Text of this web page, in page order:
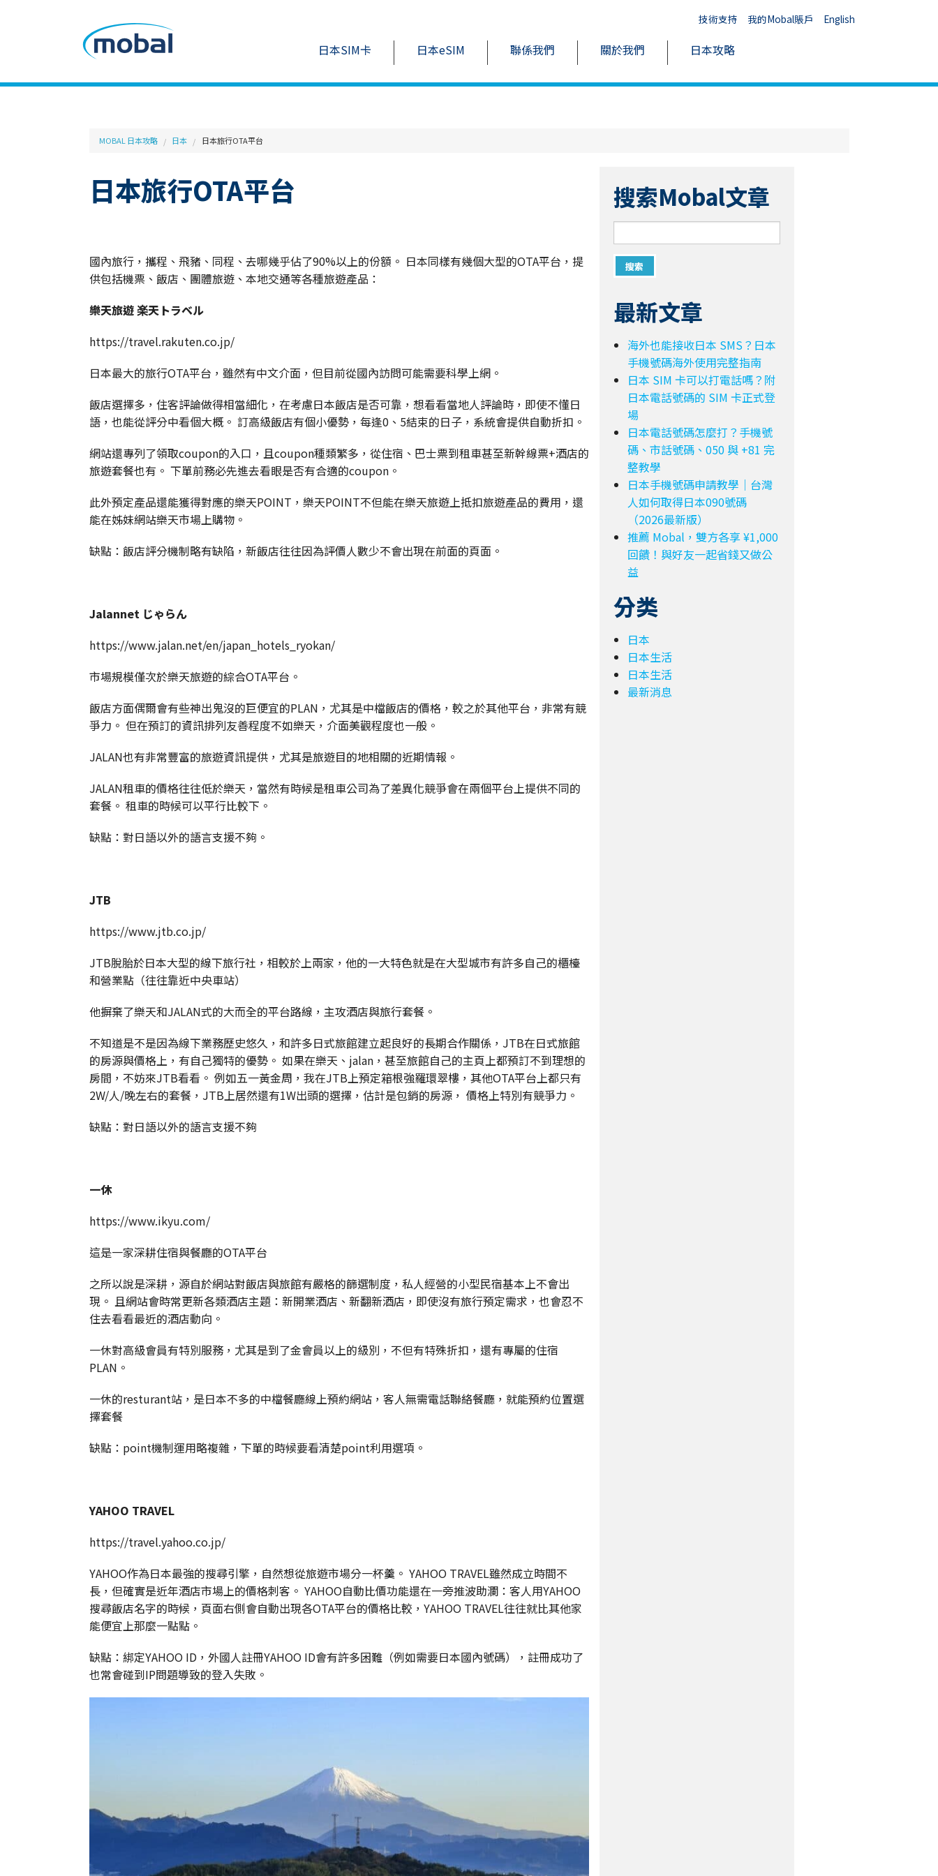
技術支持 我的Mobal賬戶 English
日本SIM卡 日本eSIM 聯係我們 關於我們 日本攻略
MOBAL 日本攻略 日本 日本旅行OTA平台
日本旅行OTA平台
國內旅行，攜程、飛豬、同程、去哪幾乎佔了90%以上的份額。 日本同樣有幾個大型的OTA平台，提
供包括機票、飯店、團體旅遊、本地交通等各種旅遊產品：
樂天旅遊 楽天トラベル
https://travel.rakuten.co.jp/
日本最大的旅行OTA平台，雖然有中文介面，但目前從國內訪問可能需要科學上網。
飯店選擇多，住客評論做得相當細化，在考慮日本飯店是否可靠，想看看當地人評論時，即使不懂日
語，也能從評分中看個大概。 訂高級飯店有個小優勢，每逢0、5結束的日子，系統會提供自動折扣。
網站還專列了領取coupon的入口，且coupon種類繁多，從住宿、巴士票到租車甚至新幹線票+酒店的
旅遊套餐也有。 下單前務必先進去看眼是否有合適的coupon。
此外預定產品還能獲得對應的樂天POINT，樂天POINT不但能在樂天旅遊上抵扣旅遊產品的費用，還
能在姊妹網站樂天市場上購物。
缺點：飯店評分機制略有缺陷，新飯店往往因為評價人數少不會出現在前面的頁面。
Jalannet じゃらん
https://www.jalan.net/en/japan_hotels_ryokan/
市場規模僅次於樂天旅遊的綜合OTA平台。
飯店方面偶爾會有些神出鬼沒的巨便宜的PLAN，尤其是中檔飯店的價格，較之於其他平台，非常有競
爭力。 但在預訂的資訊排列友善程度不如樂天，介面美觀程度也一般。
JALAN也有非常豐富的旅遊資訊提供，尤其是旅遊目的地相關的近期情報。
JALAN租車的價格往往低於樂天，當然有時候是租車公司為了差異化競爭會在兩個平台上提供不同的
套餐。 租車的時候可以平行比較下。
缺點：對日語以外的語言支援不夠。
JTB
https://www.jtb.co.jp/
JTB脫胎於日本大型的線下旅行社，相較於上兩家，他的一大特色就是在大型城市有許多自己的櫃檯
和營業點（往往靠近中央車站）
他摒棄了樂天和JALAN式的大而全的平台路線，主攻酒店與旅行套餐。
不知道是不是因為線下業務歷史悠久，和許多日式旅館建立起良好的長期合作關係，JTB在日式旅館
的房源與價格上，有自己獨特的優勢。 如果在樂天、jalan，甚至旅館自己的主頁上都預訂不到理想的
房間，不妨來JTB看看。 例如五一黃金周，我在JTB上預定箱根強羅環翠樓，其他OTA平台上都只有
2W/人/晚左右的套餐，JTB上居然還有1W出頭的選擇，估計是包銷的房源， 價格上特別有競爭力。
缺點：對日語以外的語言支援不夠
一休
https://www.ikyu.com/
這是一家深耕住宿與餐廳的OTA平台
之所以說是深耕，源自於網站對飯店與旅館有嚴格的篩選制度，私人經營的小型民宿基本上不會出
現。 且網站會時常更新各類酒店主題：新開業酒店、新翻新酒店，即使沒有旅行預定需求，也會忍不
住去看看最近的酒店動向。
一休對高級會員有特別服務，尤其是到了金會員以上的級別，不但有特殊折扣，還有專屬的住宿
PLAN。
一休的resturant站，是日本不多的中檔餐廳線上預約網站，客人無需電話聯絡餐廳，就能預約位置選
擇套餐
缺點：point機制運用略複雜，下單的時候要看清楚point利用選項。
YAHOO TRAVEL
https://travel.yahoo.co.jp/
YAHOO作為日本最強的搜尋引擎，自然想從旅遊市場分一杯羹。 YAHOO TRAVEL雖然成立時間不
長，但確實是近年酒店市場上的價格刺客。 YAHOO自動比價功能還在一旁推波助瀾：客人用YAHOO
搜尋飯店名字的時候，頁面右側會自動出現各OTA平台的價格比較，YAHOO TRAVEL往往就比其他家
能便宜上那麼一點點。
缺點：綁定YAHOO ID，外國人註冊YAHOO ID會有許多困難（例如需要日本國內號碼），註冊成功了
也常會碰到IP問題導致的登入失敗。
搜索Mobal文章
最新文章
海外也能接收日本 SMS？日本
手機號碼海外使用完整指南
日本 SIM 卡可以打電話嗎？附
日本電話號碼的 SIM 卡正式登
場
日本電話號碼怎麼打？手機號
碼、市話號碼、050 與 +81 完
整教學
日本手機號碼申請教學｜台灣
人如何取得日本090號碼
（2026最新版）
推薦 Mobal，雙方各享 ¥1,000
回饋！與好友一起省錢又做公
益
分类
日本
日本生活
日本生活
最新消息